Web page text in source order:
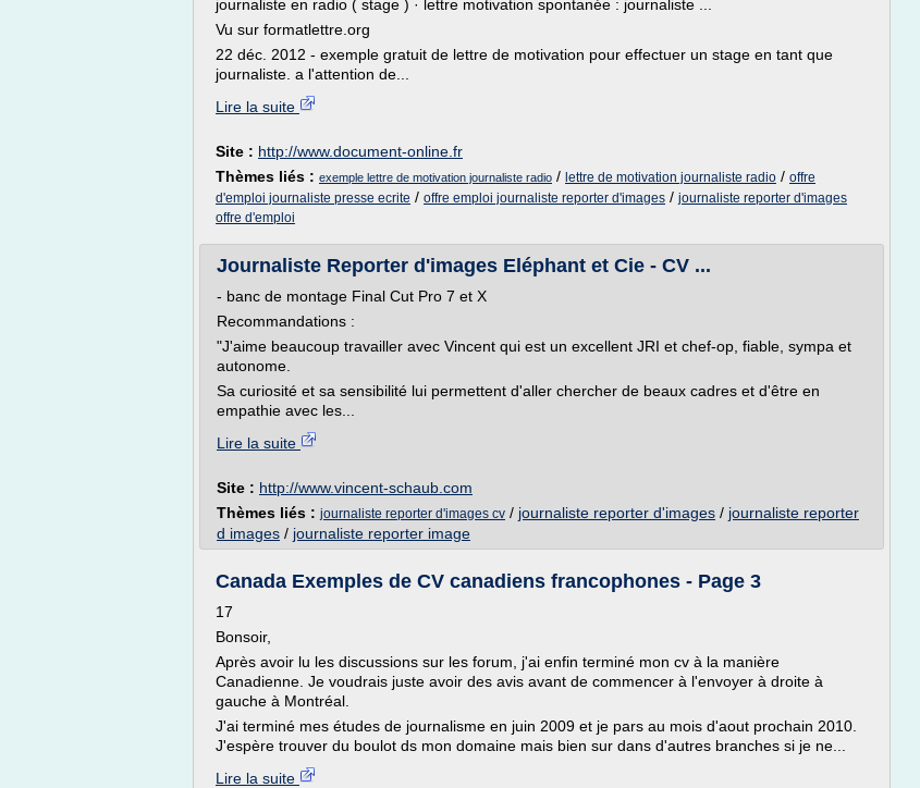
journaliste en radio ( stage ) · lettre motivation spontanée : journaliste ...
Vu sur formatlettre.org
22 déc. 2012 - exemple gratuit de lettre de motivation pour effectuer un stage en tant que
journaliste. a l'attention de...
Lire la suite
Site : http://www.document-online.fr
Thèmes liés : exemple lettre de motivation journaliste radio / lettre de motivation journaliste radio / offre
d'emploi journaliste presse ecrite / offre emploi journaliste reporter d'images / journaliste reporter d'images
offre d'emploi
Journaliste Reporter d'images Eléphant et Cie - CV ...
- banc de montage Final Cut Pro 7 et X
Recommandations :
"J'aime beaucoup travailler avec Vincent qui est un excellent JRI et chef-op, fiable, sympa et
autonome.
Sa curiosité et sa sensibilité lui permettent d'aller chercher de beaux cadres et d'être en
empathie avec les...
Lire la suite
Site : http://www.vincent-schaub.com
Thèmes liés : journaliste reporter d'images cv / journaliste reporter d'images / journaliste reporter
d images / journaliste reporter image
Canada Exemples de CV canadiens francophones - Page 3
17
Bonsoir,
Après avoir lu les discussions sur les forum, j'ai enfin terminé mon cv à la manière
Canadienne. Je voudrais juste avoir des avis avant de commencer à l'envoyer à droite à
gauche à Montréal.
J'ai terminé mes études de journalisme en juin 2009 et je pars au mois d'aout prochain 2010.
J'espère trouver du boulot ds mon domaine mais bien sur dans d'autres branches si je ne...
Lire la suite